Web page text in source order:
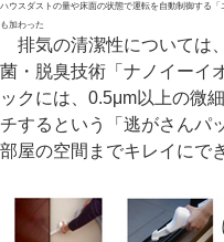
ハウスダストの量や床面の状態で運転を自動制御する
も加わった
排気の清潔性については
菌・脱臭技術「ナノイーイ
ックには、0.5μm以上の微
チするという「逃がさんパ
部屋の空間までキレイにで